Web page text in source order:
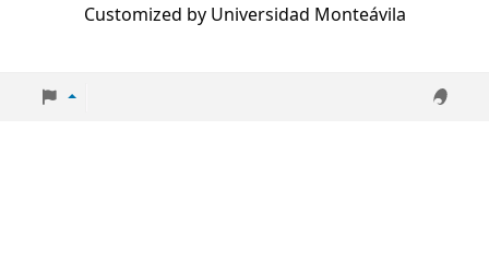
Customized by Universidad Monteávila